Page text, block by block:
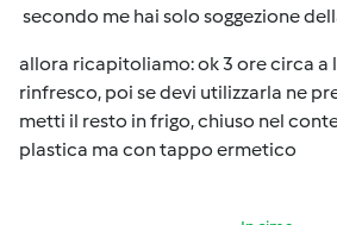
secondo me hai solo soggezione
allora ricapitoliamo: ok 3 ore circa a
rinfresco, poi se devi utilizzarla ne
metti il resto in frigo, chiuso nel
plastica ma con tappo ermetico